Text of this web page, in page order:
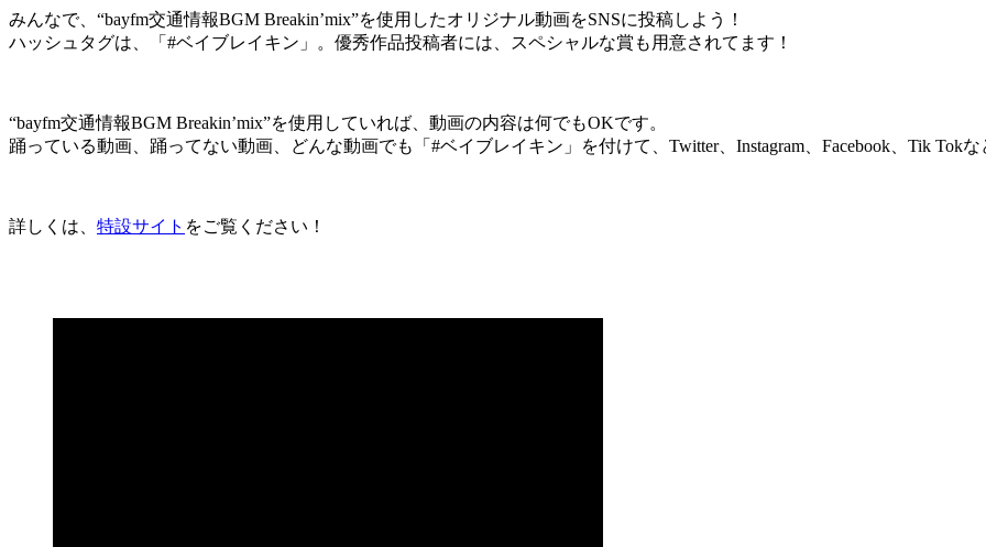
みんなで、“bayfm交通情報BGM Breakin’mix”を使用したオリジナル動画をSNSに投稿しよう！
ハッシュタグは、「#ベイブレイキン」。優秀作品投稿者には、スペシャルな賞も用意されてます！
“bayfm交通情報BGM Breakin’mix”を使用していれば、動画の内容は何でもOKです。
踊っている動画、踊ってない動画、どんな動画でも「#ベイブレイキン」を付けて、Twitter、Instagram、Facebook、Tik Tokな
詳しくは、 特設サイト をご覧ください！